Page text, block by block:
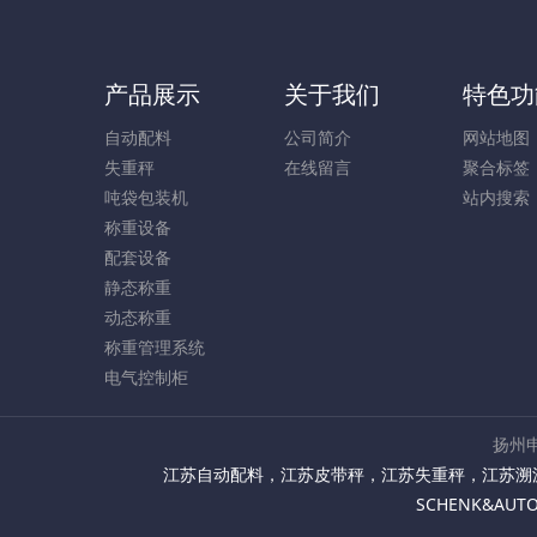
产品展示
自动配料
失重秤
吨袋包装机
称重设备
配套设备
静态称重
动态称重
称重管理系统
电气控制柜
关于我们
公司简介
在线留言
特色
网站地图
聚合标签
站内搜索
扬州
江苏自动配料， 江苏皮带秤， 江苏失重秤， 江苏溯